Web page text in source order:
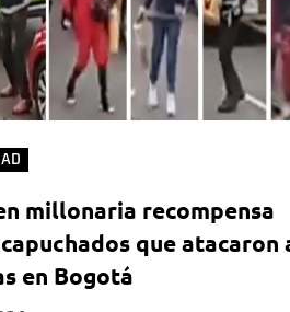
millonaria recompensa
que atacaron
en Bogotá